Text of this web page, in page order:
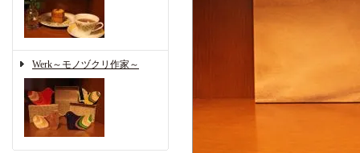
Werk～モノヅクリ作家～